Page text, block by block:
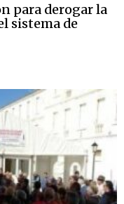
para derogar la
sistema de